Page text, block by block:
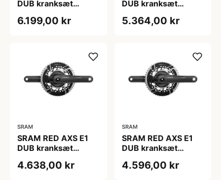
DUB kranksæt
6.199,00 kr
DUB kranksæt
5.364,00 kr
SRAM
SRAM RED AXS E1
DUB kranksæt
4.638,00 kr
SRAM
SRAM RED AXS E1
DUB kranksæt
4.596,00 kr